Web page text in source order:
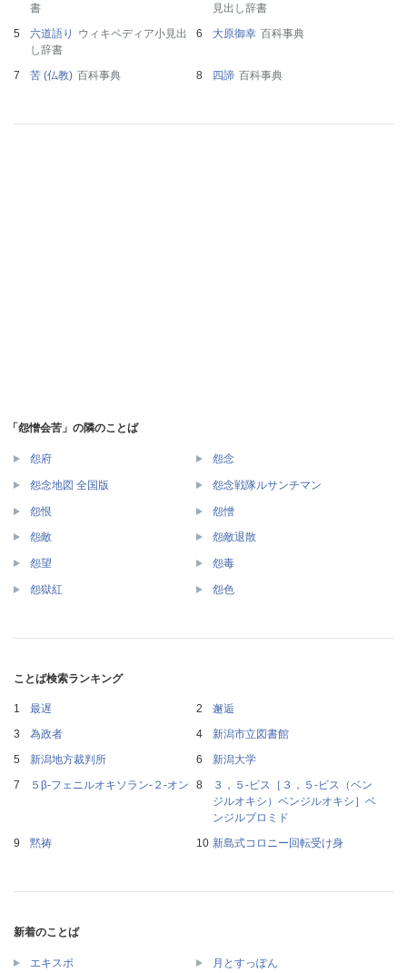
書
見出し辞書
六道語り
ウィキペディア小見出
し辞書
大原御幸 百科事典
苦 (仏教) 百科事典 四諦 百科事典
「怨憎会苦」の隣のことば
怨府 怨念
怨念地図 全国版 怨念戦隊ルサンチマン
怨恨 怨憎
怨敵 怨敵退散
怨望 怨毒
怨獄紅 怨色
ことば検索ランキング
最遅
邂逅
為政者
新潟市立図書館
新潟地方裁判所
新潟大学
５β‐フェニルオキソラン‐２‐オン
３，５‐ビス［３，５‐ビス（ベン
ジルオキシ）ベンジルオキシ］ベ
ンジルブロミド
黙祷
新島式コロニー回転受け身
新着のことば
エキスポ 月とすっぽん